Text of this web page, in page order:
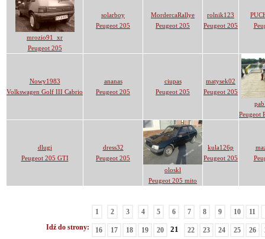
mrozio91_xr
Peugeot 205
solarboy
Peugeot 205
MordercaRallye
Peugeot 205
rolnik123
Peugeot 205
Nowy1983
Volkswagen Golf III Cabrio
ananas
Peugeot 205
ciupas
Peugeot 205
matysek02
Peugeot 205
Peugeot
dlugi
Peugeot 205 GTI
dress32
Peugeot 205
oloskl
Peugeot 205 mito
kula126p
Peugeot 205
Idź do strony:
1 2 3 4 5 6 7 8 9 10 11
16 17 18 19 20 21 22 23 24 25 26